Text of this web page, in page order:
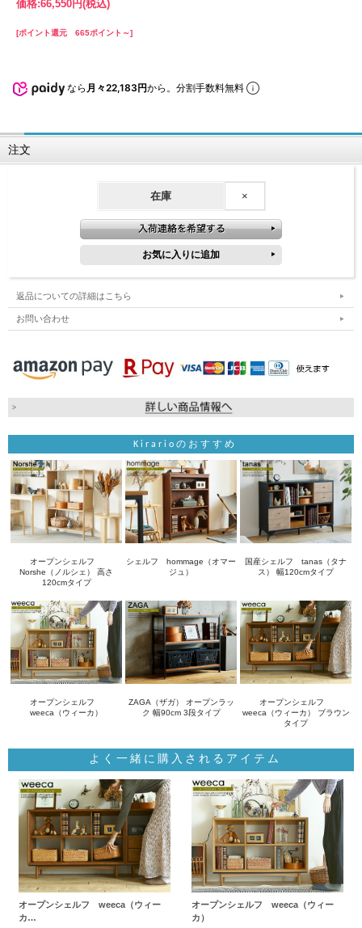
価格:66,550円(税込)
[ポイント還元 665ポイント～]
なら 月々22,183円から。分割手数料無料
注文
在庫 ×
返品についての詳細はこちら
お問い合わせ
Kirarioのおすすめ
オープンシェルフ
Norshe（ノルシェ） 高さ
120cmタイプ
シェルフ hommage（オマー
ジュ）
国産シェルフ tanas（タナ
ス） 幅120cmタイプ
オープンシェルフ
weeca（ウィーカ）
ZAGA（ザガ） オープンラッ
ク 幅90cm 3段タイプ
オープンシェルフ
weeca（ウィーカ） ブラウン
タイプ
よく一緒に購入されるアイテム
オープンシェルフ weeca（ウィー
カ…
オープンシェルフ weeca（ウィー
カ）